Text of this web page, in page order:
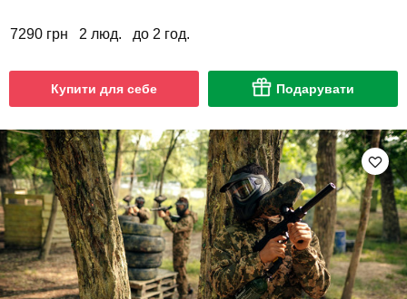
7290 грн 2 люд. до 2 год.
Купити для себе Подарувати